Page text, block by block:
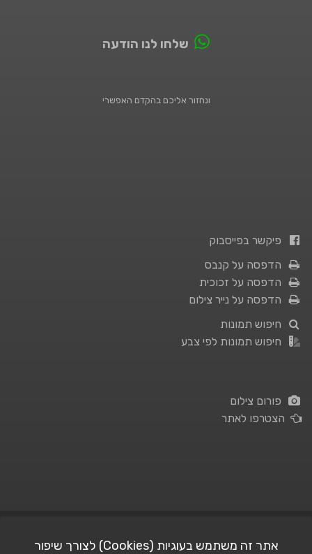
שלחו לנו הודעה
ונחזור אליכם בהקדם האפשרי
פיקשר בפייסבוק
הדפסה על קנבס
הדפסה על זכוכית
הדפסה על נייר צילום
חיפוש תמונות
חיפוש תמונות לפי צבע
פורום צילום
הצטרפו לאתר
אתר זה משתמש בעוגיות (Cookies) לצורך שיפור